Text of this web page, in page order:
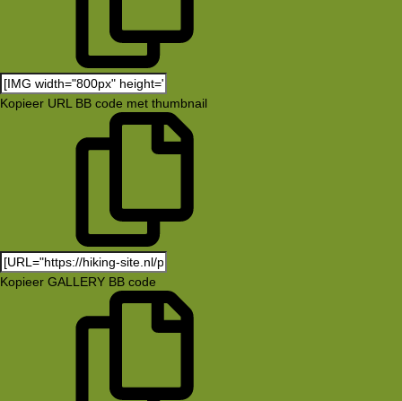
Kopieer URL BB code met thumbnail
Kopieer GALLERY BB code